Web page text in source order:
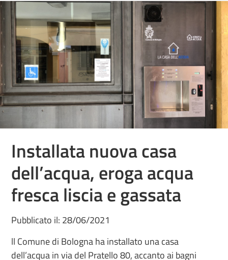
Installata nuova casa
dell’acqua, eroga acqua
fresca liscia e gassata
Pubblicato il: 28/06/2021
ll Comune di Bologna ha installato una casa
dell’acqua in via del Pratello 80, accanto ai bagni